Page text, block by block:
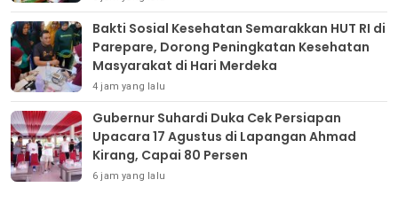
Bakti Sosial Kesehatan Semarakkan HUT RI di
Parepare, Dorong Peningkatan Kesehatan
Masyarakat di Hari Merdeka
4 jam yang lalu
Gubernur Suhardi Duka Cek Persiapan
Upacara 17 Agustus di Lapangan Ahmad
Kirang, Capai 80 Persen
6 jam yang lalu